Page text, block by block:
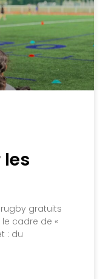
rugby gratuits
cadre de «
: du